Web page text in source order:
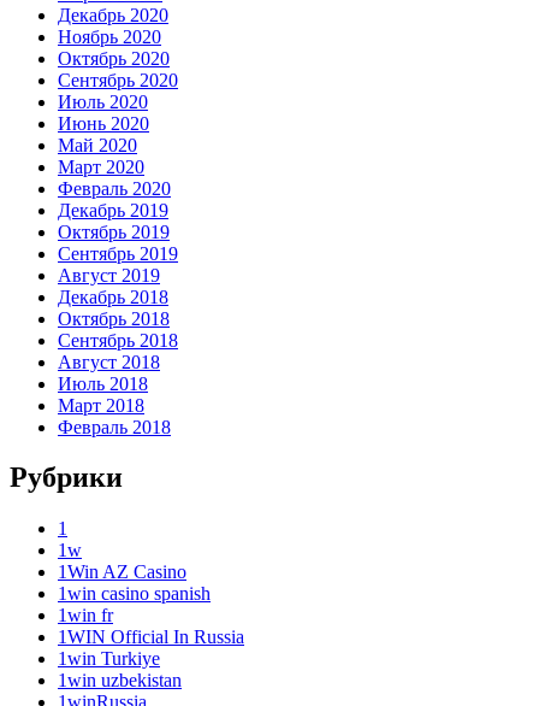
Декабрь 2020
Ноябрь 2020
Октябрь 2020
Сентябрь 2020
Июль 2020
Июнь 2020
Май 2020
Март 2020
Февраль 2020
Декабрь 2019
Октябрь 2019
Сентябрь 2019
Август 2019
Декабрь 2018
Октябрь 2018
Сентябрь 2018
Август 2018
Июль 2018
Март 2018
Февраль 2018
Рубрики
1
1w
1Win AZ Casino
1win casino spanish
1win fr
1WIN Official In Russia
1win Turkiye
1win uzbekistan